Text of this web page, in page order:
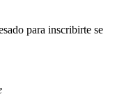
para inscribirte se